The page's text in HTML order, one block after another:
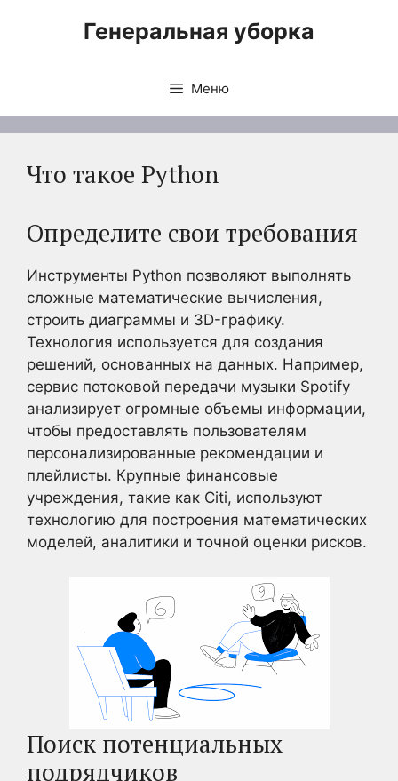
Генеральная уборка
Меню
Что такое Python
Определите свои требования
Инструменты Python позволяют выполнять
сложные математические вычисления,
строить диаграммы и 3D-графику.
Технология используется для создания
решений, основанных на данных. Например,
сервис потоковой передачи музыки Spotify
анализирует огромные объемы информации,
чтобы предоставлять пользователям
персонализированные рекомендации и
плейлисты. Крупные финансовые
учреждения, такие как Citi, используют
технологию для построения математических
моделей, аналитики и точной оценки рисков.
Поиск потенциальных
подрядчиков